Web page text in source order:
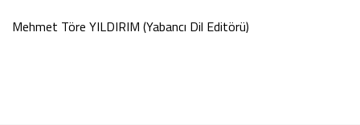
Mehmet Töre YILDIRIM (Yabancı Dil Editörü)